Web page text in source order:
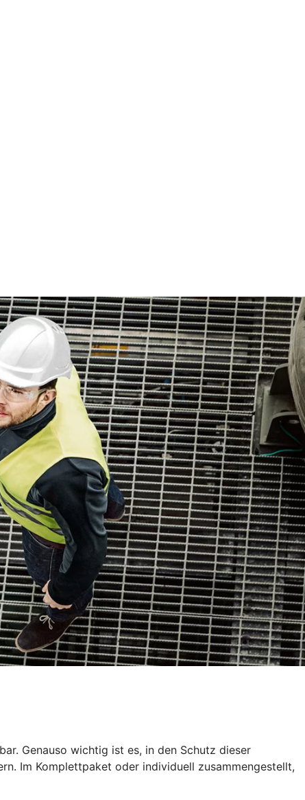
Genauso wichtig ist es, in den Schutz dieser
Im Komplettpaket oder individuell zusammengestellt,